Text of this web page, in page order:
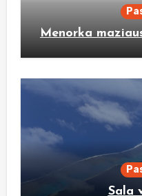
Menorka
Sala